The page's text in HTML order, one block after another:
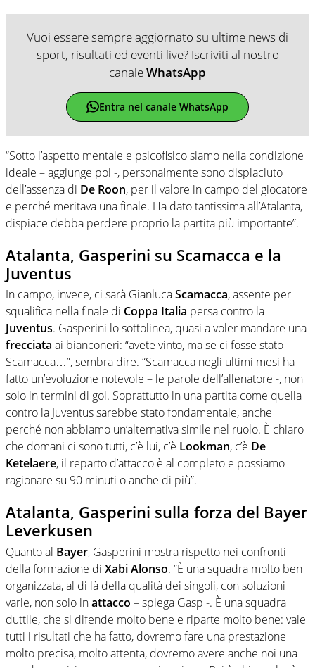
Vuoi essere sempre aggiornato su ultime news di
sport, risultati ed eventi live? Iscriviti al nostro
canaleWhatsApp
Entra nel canale WhatsApp
“Sotto l’aspetto mentale e psicofisico siamo nella condizione
ideale – aggiunge poi -, personalmente sono dispiaciuto
dell’assenza di De Roon, per il valore in campo del giocatore
e perché meritava una finale. Ha dato tantissima all’Atalanta,
dispiace debba perdere proprio la partita più importante”.
Atalanta, Gasperini su Scamacca e la
Juventus
In campo, invece, ci sarà GianlucaScamacca, assente per
squalifica nella finale di Coppa Italia persa contro la
Juventus. Gasperini lo sottolinea, quasi a voler mandare una
frecciata ai bianconeri: “avete vinto, ma se ci fosse stato
Scamacca…”, sembra dire. “Scamacca negli ultimi mesi ha
fatto un’evoluzione notevole – le parole dell’allenatore -, non
solo in termini di gol. Soprattutto in una partita come quella
contro la Juventus sarebbe stato fondamentale, anche
perché non abbiamo un’alternativa simile nel ruolo. È chiaro
che domani ci sono tutti, c’è lui, c’è Lookman, c’è De
Ketelaere, il reparto d’attacco è al completo e possiamo
ragionare su 90 minuti o anche di più”.
Atalanta, Gasperini sulla forza del Bayer
Leverkusen
Quanto al Bayer, Gasperini mostra rispetto nei confronti
della formazione di Xabi Alonso. “È una squadra molto ben
organizzata, al di là della qualità dei singoli, con soluzioni
varie, non solo inattacco – spiega Gasp -. È una squadra
duttile, che si difende molto bene e riparte molto bene: vale
tutti i risultati che ha fatto, dovremo fare una prestazione
molto precisa, molto attenta, dovremo avere anche noi una